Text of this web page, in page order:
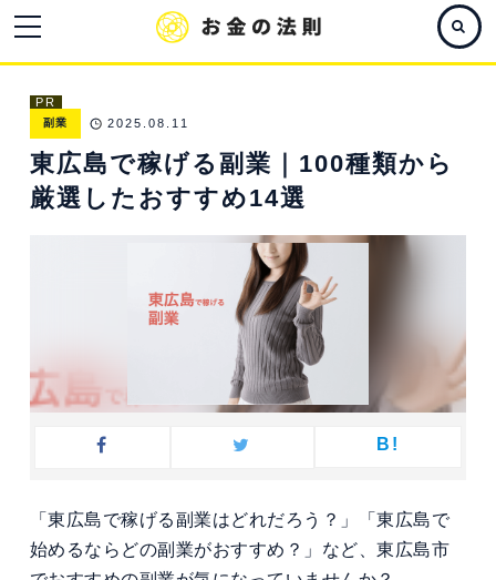
PR
副業 2025.08.11
東広島で稼げる副業｜100種類から
厳選したおすすめ14選
B!
「東広島で稼げる副業はどれだろう？」「東広島で
始めるならどの副業がおすすめ？」など、東広島市